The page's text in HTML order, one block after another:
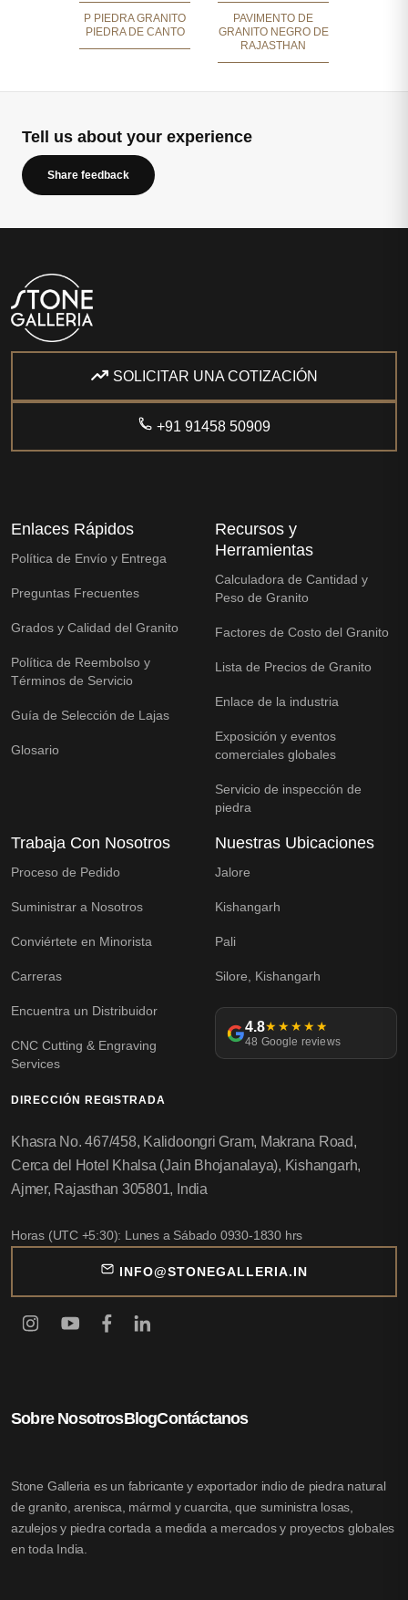
P PIEDRA GRANITO
PIEDRA DE CANTO
PAVIMENTO DE
GRANITO NEGRO DE
RAJASTHAN
Tell us about your experience
Share feedback
SOLICITAR UNA COTIZACIÓN
+91 91458 50909
Enlaces Rápidos
Política de Envío y Entrega
Preguntas Frecuentes
Grados y Calidad del Granito
Política de Reembolso y
Términos de Servicio
Guía de Selección de Lajas
Glosario
Recursos y
Herramientas
Calculadora de Cantidad y
Peso de Granito
Factores de Costo del Granito
Lista de Precios de Granito
Enlace de la industria
Exposición y eventos
comerciales globales
Servicio de inspección de
piedra
Trabaja Con Nosotros
Proceso de Pedido
Suministrar a Nosotros
Conviértete en Minorista
Carreras
Encuentra un Distribuidor
CNC Cutting & Engraving
Services
Nuestras Ubicaciones
Jalore
Kishangarh
Pali
Silore, Kishangarh
4.8★★★★★
48 Google reviews
Sobre NosotrosBlogContáctanos
Stone Galleria es un fabricante y exportador indio de piedra natural
de granito, arenisca, mármol y cuarcita, que suministra losas,
azulejos y piedra cortada a medida a mercados y proyectos globales
en toda India.
DIRECCIÓN REGISTRADA
Khasra No. 467/458, Kalidoongri Gram, Makrana Road,
Cerca del Hotel Khalsa (Jain Bhojanalaya), Kishangarh,
Ajmer, Rajasthan 305801, India
Horas (UTC +5:30): Lunes a Sábado 0930-1830 hrs
INFO@STONEGALLERIA.IN